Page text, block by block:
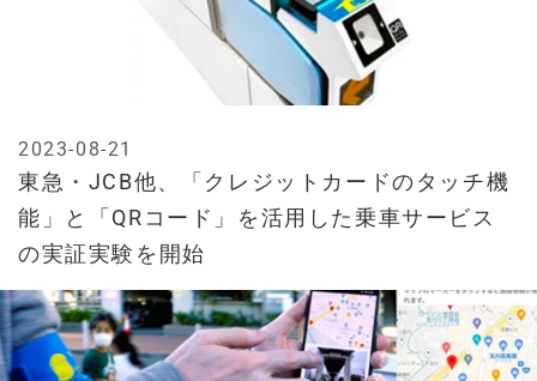
東急・JCB他、「クレジットカードのタッチ機
能」と「QRコード」を活用した乗車サービス
の実証実験を開始
2023-08-21